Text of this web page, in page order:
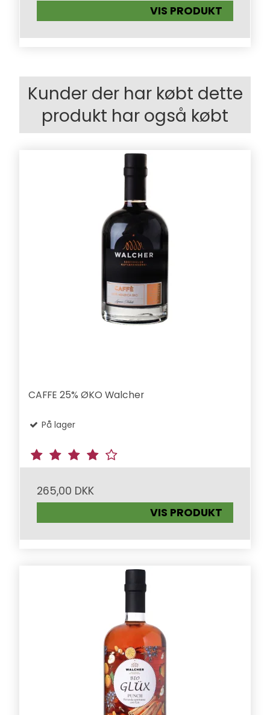
VIS PRODUKT
Kunder der har købt dette
produkt har også købt
CAFFE 25% ØKO Walcher
På lager
265,00 DKK
VIS PRODUKT